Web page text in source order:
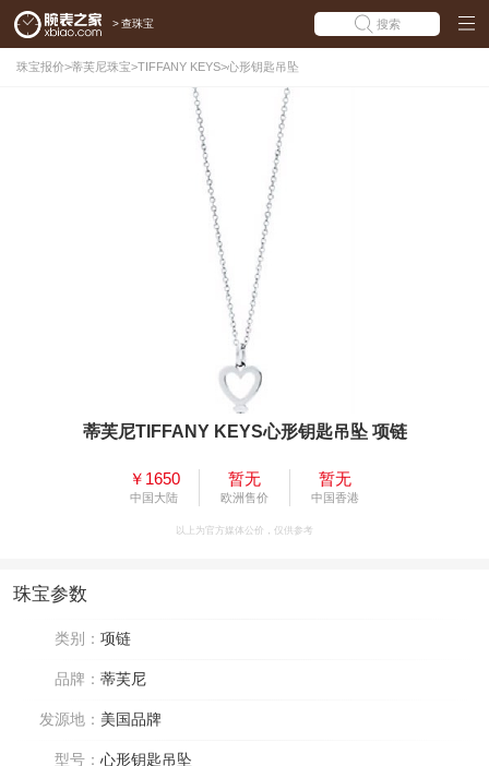
> 查珠宝 搜索
珠宝报价>蒂芙尼珠宝>TIFFANY KEYS>心形钥匙吊坠
蒂芙尼TIFFANY KEYS心形钥匙吊坠 项链
￥1650
中国大陆
暂无
欧洲售价
暂无
中国香港
以上为官方媒体公价，仅供参考
珠宝参数
类别： 项链
品牌： 蒂芙尼
发源地： 美国品牌
型号： 心形钥匙吊坠